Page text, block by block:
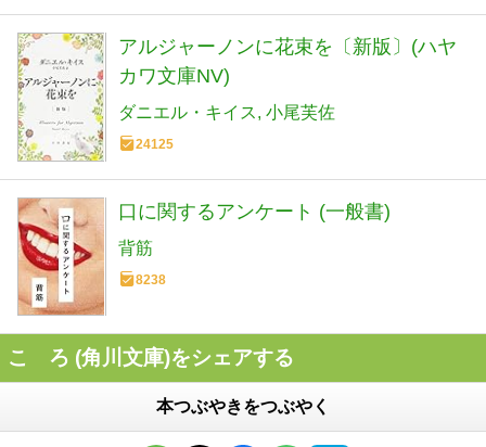
アルジャーノンに花束を〔新版〕(ハヤ
カワ文庫NV)
ダニエル・キイス 小尾芙佐
24125
口に関するアンケート (一般書)
背筋
8238
こゝろ (角川文庫)をシェアする
本つぶやきをつぶやく